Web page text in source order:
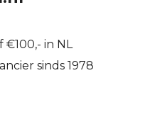
€100,- in NL
sinds 1978